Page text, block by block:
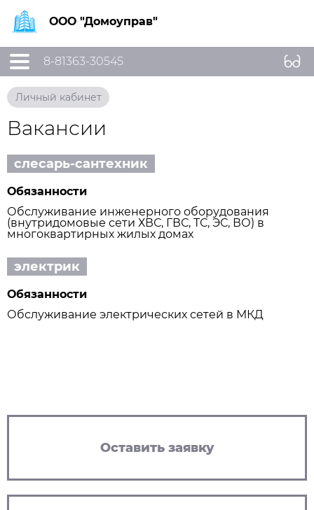
ООО "Домоуправ"
8-81363-30545
Личный кабинет
Вакансии
слесарь-сантехник
Обязанности
Обслуживание инженерного оборудования
(внутридомовые сети ХВС, ГВС, ТС, ЭС, ВО) в
многоквартирных жилых домах
электрик
Обязанности
Обслуживание электрических сетей в МКД
Оставить заявку